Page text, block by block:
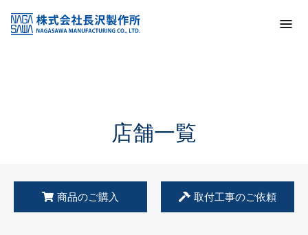
KSS加盟店・取扱店情報
店舗一覧
店舗一覧
商品のご購入 取付工事のご依頼